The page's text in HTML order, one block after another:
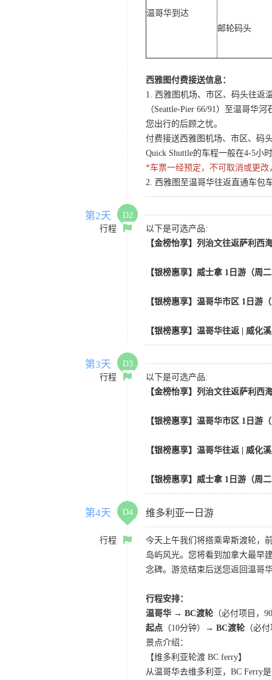
温哥华到达
邮轮码头
西雅图付费接送信息：
1. 西雅图机场、市区、码头往返
（Seattle-Pier 66/91）至温哥华
您出行的后顾之忧。
付费接送西雅图机场、市区、码
Quick Shuttle的车程一般在4-5小
*车票一经预定，不可取消或更
2. 西雅图至温哥华往返直通车包
第2天
D2
行程
以下是可选产品:
【金榜怡享】列治文往返萨利西
【银榜惠享】威士拿 1日游（周
【银榜惠享】温哥华市区 1日游
【银榜惠享】温哥华往返 | 威化
第3天
D3
行程
以下是可选产品:
【金榜怡享】列治文往返萨利西
【银榜惠享】温哥华市区 1日游
【银榜惠享】温哥华往返 | 威化
【银榜惠享】威士拿 1日游（周
第4天 D4 维多利亚一日游
行程
今天上午我们将搭乘卑斯渡轮，
岛屿风光。您将看到加拿大最早
念碑。游览结束后送您返回温哥
行程安排：
温哥华 → BC渡轮 （必付项目，
起点 （10分钟）→ BC渡轮 （必
景点介绍：
【维多利亚轮渡 BC ferry】
从温哥华去维多利亚，BC Ferry